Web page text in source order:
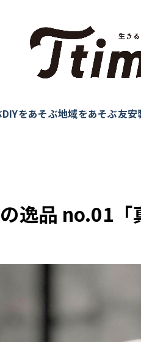
DIYをあそぶ地域をあそぶ友安
逸品 no.01「